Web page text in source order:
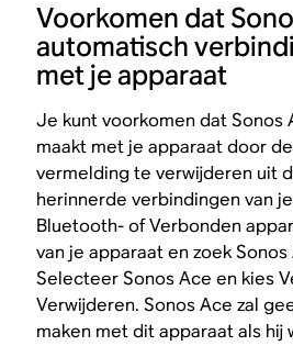
Voorkomen dat
automatisch
met je apparaat
Je kunt voorkomen dat Sonos
maakt met je apparaat door
vermelding te verwijderen uit
herinnerde verbindingen van
Bluetooth- of Verbonden
van je apparaat en zoek
Selecteer Sonos Ace en kies
Verwijderen. Sonos Ace zal
maken met dit apparaat als hij